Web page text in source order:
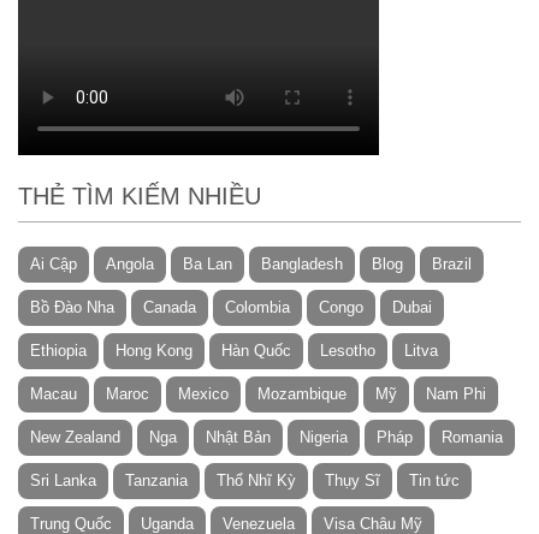
THẺ TÌM KIẾM NHIỀU
Ai Cập Angola Ba Lan Bangladesh Blog Brazil
Bồ Đào Nha Canada Colombia Congo Dubai
Ethiopia Hong Kong Hàn Quốc Lesotho Litva
Macau Maroc Mexico Mozambique Mỹ Nam Phi
New Zealand Nga Nhật Bản Nigeria Pháp Romania
Sri Lanka Tanzania Thổ Nhĩ Kỳ Thụy Sĩ Tin tức
Trung Quốc Uganda Venezuela Visa Châu Mỹ